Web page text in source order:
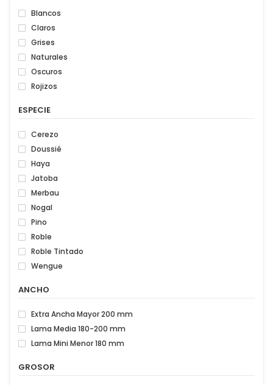
Blancos
Claros
Grises
Naturales
Oscuros
Rojizos
ESPECIE
Cerezo
Doussié
Haya
Jatoba
Merbau
Nogal
Pino
Roble
Roble Tintado
Wengue
ANCHO
Extra Ancha Mayor 200 mm
Lama Media 180-200 mm
Lama Mini Menor 180 mm
GROSOR